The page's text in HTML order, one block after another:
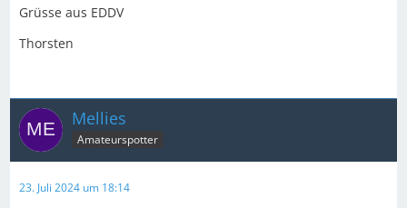
Grüsse aus EDDV
Thorsten
Mellies
Amateurspotter
23. Juli 2024 um 18:14